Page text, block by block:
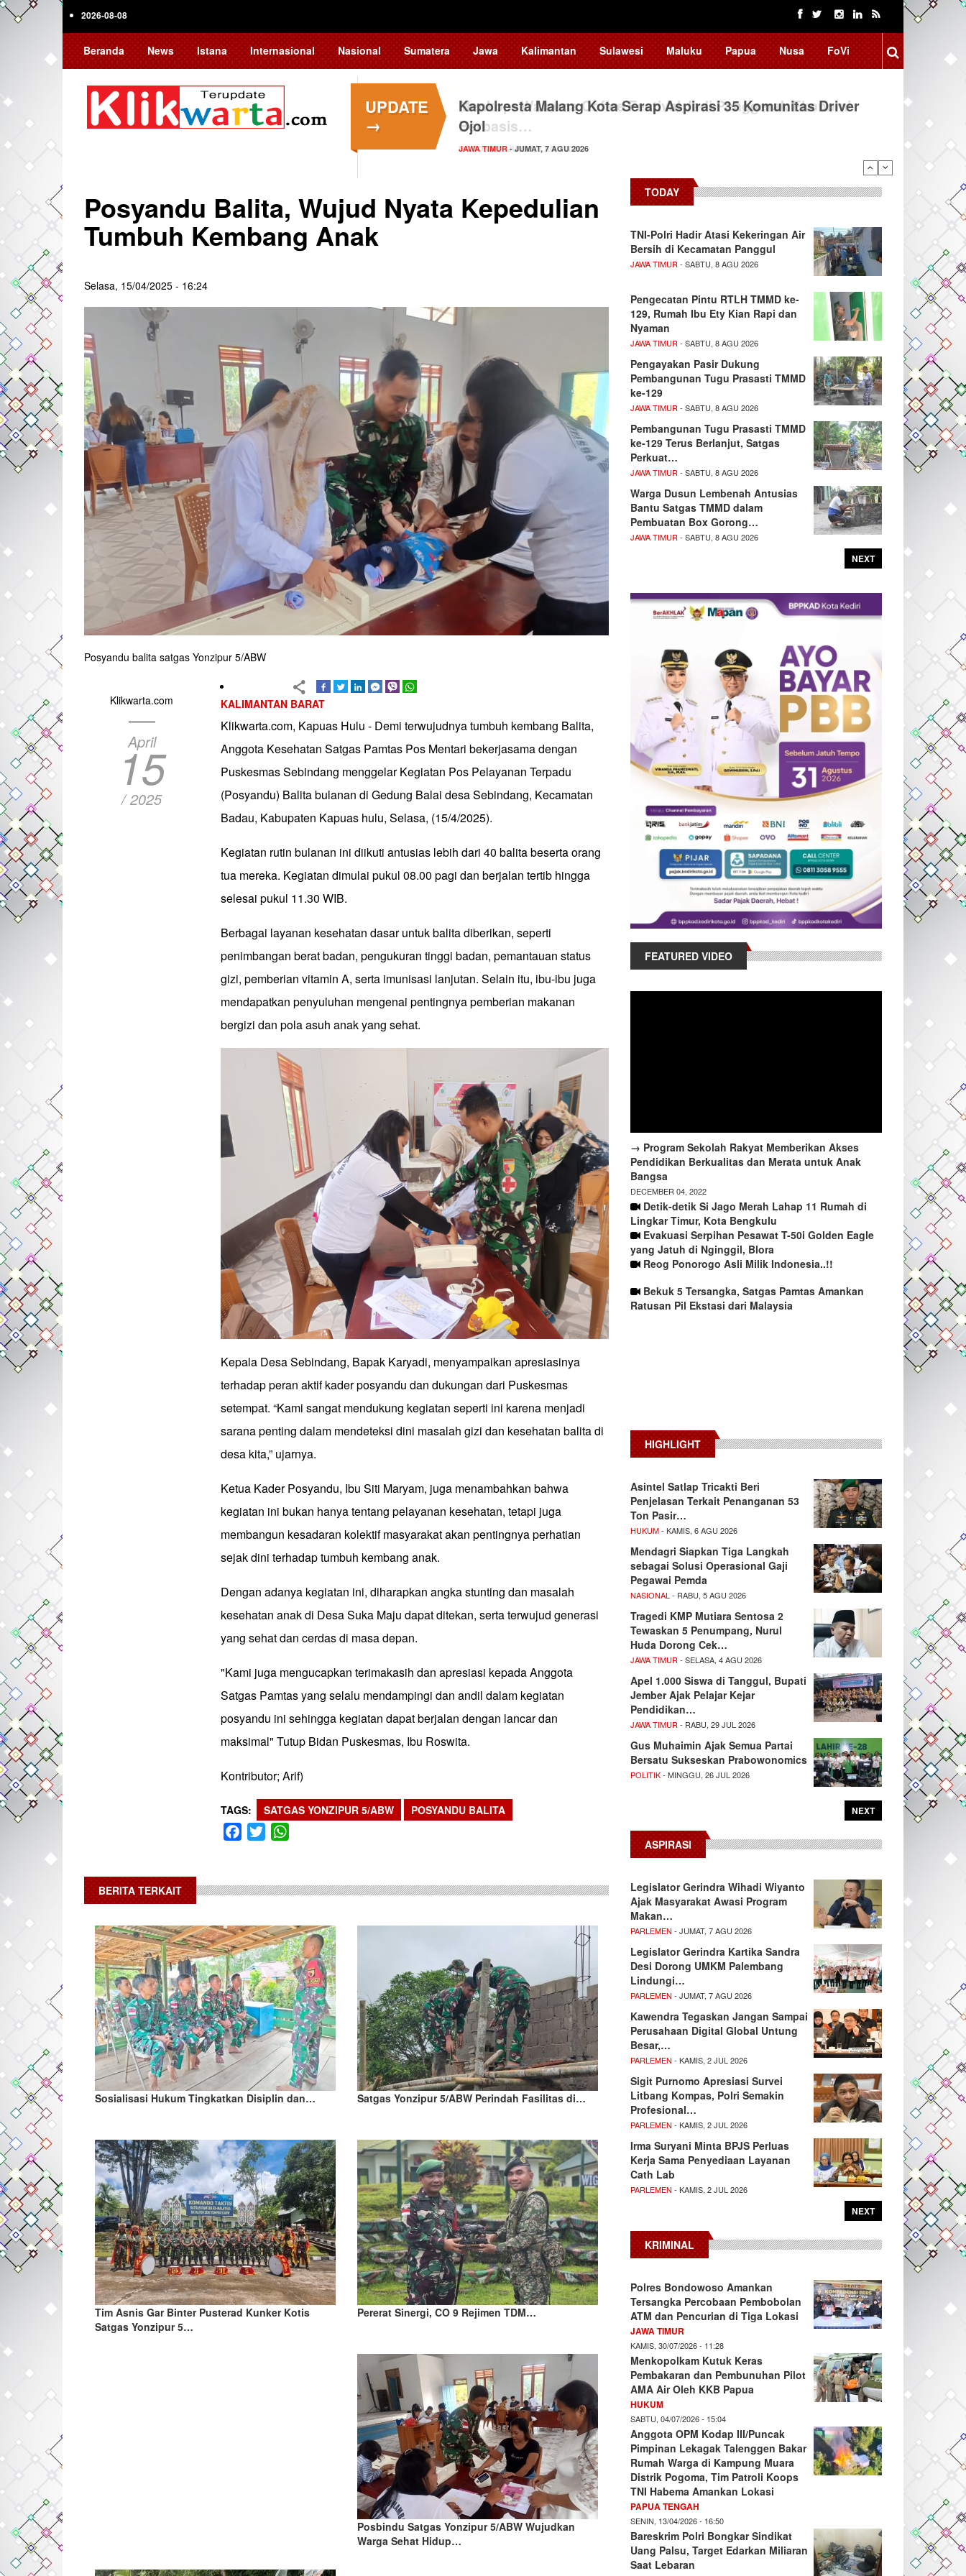
Skip
2026-08-08
Beranda News Istana Internasional Nasional Sumatera Jawa Kalimantan Sulawesi Maluku Papua Nusa FoVi
UPDATE
→
Kapolresta Malang Kota Serap Aspirasi 35 Komunitas Driver
Ojol
JAWA TIMUR- JUMAT, 7 AGU 2026
Posyandu Balita, Wujud Nyata Kepedulian
Tumbuh Kembang Anak
Selasa, 15/04/2025 - 16:24
Posyandu balita satgas Yonzipur 5/ABW
Klikwarta.com
April
15
/ 2025
KALIMANTAN BARAT
Klikwarta.com, Kapuas Hulu - Demi terwujudnya tumbuh kembang Balita,
Anggota Kesehatan Satgas Pamtas Pos Mentari bekerjasama dengan
Puskesmas Sebindang menggelar Kegiatan Pos Pelayanan Terpadu
(Posyandu) Balita bulanan di Gedung Balai desa Sebindang, Kecamatan
Badau, Kabupaten Kapuas hulu, Selasa, (15/4/2025).
Kegiatan rutin bulanan ini diikuti antusias lebih dari 40 balita beserta orang
tua mereka. Kegiatan dimulai pukul 08.00 pagi dan berjalan tertib hingga
selesai pukul 11.30 WIB.
Berbagai layanan kesehatan dasar untuk balita diberikan, seperti
penimbangan berat badan, pengukuran tinggi badan, pemantauan status
gizi, pemberian vitamin A, serta imunisasi lanjutan. Selain itu, ibu-ibu juga
mendapatkan penyuluhan mengenai pentingnya pemberian makanan
bergizi dan pola asuh anak yang sehat.
Kepala Desa Sebindang, Bapak Karyadi, menyampaikan apresiasinya
terhadap peran aktif kader posyandu dan dukungan dari Puskesmas
setempat. “Kami sangat mendukung kegiatan seperti ini karena menjadi
sarana penting dalam mendeteksi dini masalah gizi dan kesehatan balita di
desa kita,” ujarnya.
Ketua Kader Posyandu, Ibu Siti Maryam, juga menambahkan bahwa
kegiatan ini bukan hanya tentang pelayanan kesehatan, tetapi juga
membangun kesadaran kolektif masyarakat akan pentingnya perhatian
sejak dini terhadap tumbuh kembang anak.
Dengan adanya kegiatan ini, diharapkan angka stunting dan masalah
kesehatan anak di Desa Suka Maju dapat ditekan, serta terwujud generasi
yang sehat dan cerdas di masa depan.
"Kami juga mengucapkan terimakasih dan apresiasi kepada Anggota
Satgas Pamtas yang selalu mendampingi dan andil dalam kegiatan
posyandu ini sehingga kegiatan dapat berjalan dengan lancar dan
maksimal" Tutup Bidan Puskesmas, Ibu Roswita.
Kontributor; Arif)
TAGS SATGAS YONZIPUR 5/ABW POSYANDU BALITA
Facebook
Twitter
BERITA TERKAIT
Sosialisasi Hukum Tingkatkan Disiplin dan… Satgas Yonzipur 5/ABW Perindah Fasilitas di…
Tim Asnis Gar Binter Pusterad Kunker Kotis
Satgas Yonzipur 5…
Pererat Sinergi, CO 9 Rejimen TDM…
Posbindu Satgas Yonzipur 5/ABW Wujudkan
Warga Sehat Hidup…
TODAY
TNI-Polri Hadir Atasi Kekeringan Air
Bersih di Kecamatan Panggul
JAWA TIMUR - SABTU, 8 AGU 2026
Pengecatan Pintu RTLH TMMD ke-
129, Rumah Ibu Ety Kian Rapi dan
Nyaman
JAWA TIMUR - SABTU, 8 AGU 2026
Pengayakan Pasir Dukung
Pembangunan Tugu Prasasti TMMD
ke-129
JAWA TIMUR - SABTU, 8 AGU 2026
Pembangunan Tugu Prasasti TMMD
ke-129 Terus Berlanjut, Satgas
Perkuat…
JAWA TIMUR - SABTU, 8 AGU 2026
Warga Dusun Lembenah Antusias
Bantu Satgas TMMD dalam
Pembuatan Box Gorong…
JAWA TIMUR - SABTU, 8 AGU 2026
NEXT
FEATURED VIDEO
→ Program Sekolah Rakyat Memberikan Akses
Pendidikan Berkualitas dan Merata untuk Anak
Bangsa
DECEMBER 04, 2022
Detik-detik Si Jago Merah Lahap 11 Rumah di
Lingkar Timur, Kota Bengkulu
Evakuasi Serpihan Pesawat T-50i Golden Eagle
yang Jatuh di Nginggil, Blora
Reog Ponorogo Asli Milik Indonesia..!!
Bekuk 5 Tersangka, Satgas Pamtas Amankan
Ratusan Pil Ekstasi dari Malaysia
HIGHLIGHT
Asintel Satlap Tricakti Beri
Penjelasan Terkait Penanganan 53
Ton Pasir…
HUKUM- KAMIS, 6 AGU 2026
Mendagri Siapkan Tiga Langkah
sebagai Solusi Operasional Gaji
Pegawai Pemda
NASIONAL - RABU, 5 AGU 2026
Tragedi KMP Mutiara Sentosa 2
Tewaskan 5 Penumpang, Nurul
Huda Dorong Cek…
JAWA TIMUR - SELASA, 4 AGU 2026
Apel 1.000 Siswa di Tanggul, Bupati
Jember Ajak Pelajar Kejar
Pendidikan…
JAWA TIMUR - RABU, 29 JUL 2026
Gus Muhaimin Ajak Semua Partai
Bersatu Sukseskan Prabowonomics
POLITIK- MINGGU, 26 JUL 2026
NEXT
ASPIRASI
Legislator Gerindra Wihadi Wiyanto
Ajak Masyarakat Awasi Program
Makan…
PARLEMEN - JUMAT, 7 AGU 2026
Legislator Gerindra Kartika Sandra
Desi Dorong UMKM Palembang
Lindungi…
PARLEMEN - JUMAT, 7 AGU 2026
Kawendra Tegaskan Jangan Sampai
Perusahaan Digital Global Untung
Besar,…
PARLEMEN - KAMIS, 2 JUL 2026
Sigit Purnomo Apresiasi Survei
Litbang Kompas, Polri Semakin
Profesional…
PARLEMEN - KAMIS, 2 JUL 2026
Irma Suryani Minta BPJS Perluas
Kerja Sama Penyediaan Layanan
Cath Lab
PARLEMEN - KAMIS, 2 JUL 2026
NEXT
KRIMINAL
Polres Bondowoso Amankan
Tersangka Percobaan Pembobolan
ATM dan Pencurian di Tiga Lokasi
JAWA TIMUR
KAMIS, 30/07/2026 - 11:28
Menkopolkam Kutuk Keras
Pembakaran dan Pembunuhan Pilot
AMA Air Oleh KKB Papua
HUKUM
SABTU, 04/07/2026 - 15:04
Anggota OPM Kodap III/Puncak
Pimpinan Lekagak Talenggen Bakar
Rumah Warga di Kampung Muara
Distrik Pogoma, Tim Patroli Koops
TNI Habema Amankan Lokasi
PAPUA TENGAH
SENIN, 13/04/2026 - 16:50
Bareskrim Polri Bongkar Sindikat
Uang Palsu, Target Edarkan Miliaran
Saat Lebaran